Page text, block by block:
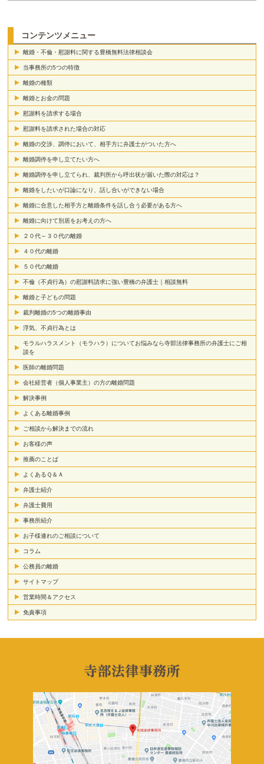
コンテンツメニュー
離婚・不倫・慰謝料に関する豊橋無料法律相談会
当事務所の5つの特徴
離婚の種類
離婚とお金の問題
慰謝料を請求する場合
慰謝料を請求された場合の対応
離婚の交渉、調停において、相手方に弁護士がついた方へ
離婚調停を申し立てたい方へ
離婚調停を申し立てられ、裁判所から呼出状が届いた際の対応は？
離婚をしたいが口論になり、話し合いができない場合
離婚に合意した相手方と離婚条件を話し合う必要がある方へ
離婚に向けて別居をお考えの方へ
２０代～３０代の離婚
４０代の離婚
５０代の離婚
不倫（不貞行為）の慰謝料請求に強い豊橋の弁護士｜相談無料
離婚と子どもの問題
裁判離婚の5つの離婚事由
浮気、不貞行為とは
モラルハラスメント（モラハラ）についてお悩みなら寺部法律事務所の弁護士にご相
談を
医師の離婚問題
会社経営者（個人事業主）の方の離婚問題
解決事例
よくある離婚事例
ご相談から解決までの流れ
お客様の声
推薦のことば
よくあるＱ＆Ａ
弁護士紹介
弁護士費用
事務所紹介
お子様連れのご相談について
コラム
公務員の離婚
サイトマップ
営業時間＆アクセス
免責事項